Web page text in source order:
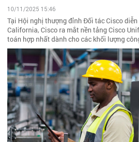
10/11/2025 15:46
Tại Hội nghị thượng đỉnh Đối tác Cisco
California, Cisco ra mắt nền tảng Cisco
toán hợp nhất dành cho các khối lượng